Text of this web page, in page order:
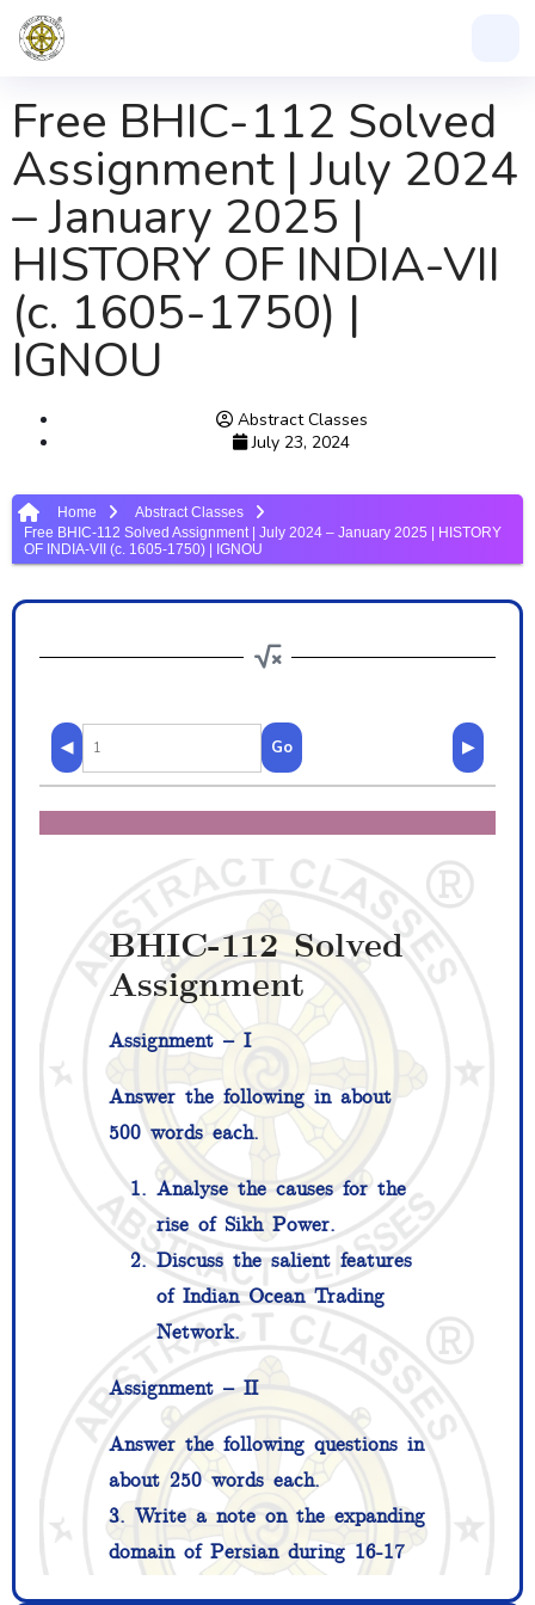
Free BHIC-112 Solved
Assignment | July 2024
– January 2025 |
HISTORY OF INDIA-VII
(c. 1605-1750) |
IGNOU
Abstract Classes
July 23, 2024
Home
Abstract Classes
Free BHIC-112 Solved Assignment | July 2024 – January 2025 | HISTORY
OF INDIA-VII (c. 1605-1750) | IGNOU
◀ Go ▶
BHIC-112 Solved
Assignment
Assignment – I
Answer the following in about
500 words each.
Analyse the causes for the
rise of Sikh Power.
Discuss the salient features
of Indian Ocean Trading
Network.
Assignment – II
Answer the following questions in
about 250 words each.
3. Write a note on the expanding
domain of Persian during 16-17